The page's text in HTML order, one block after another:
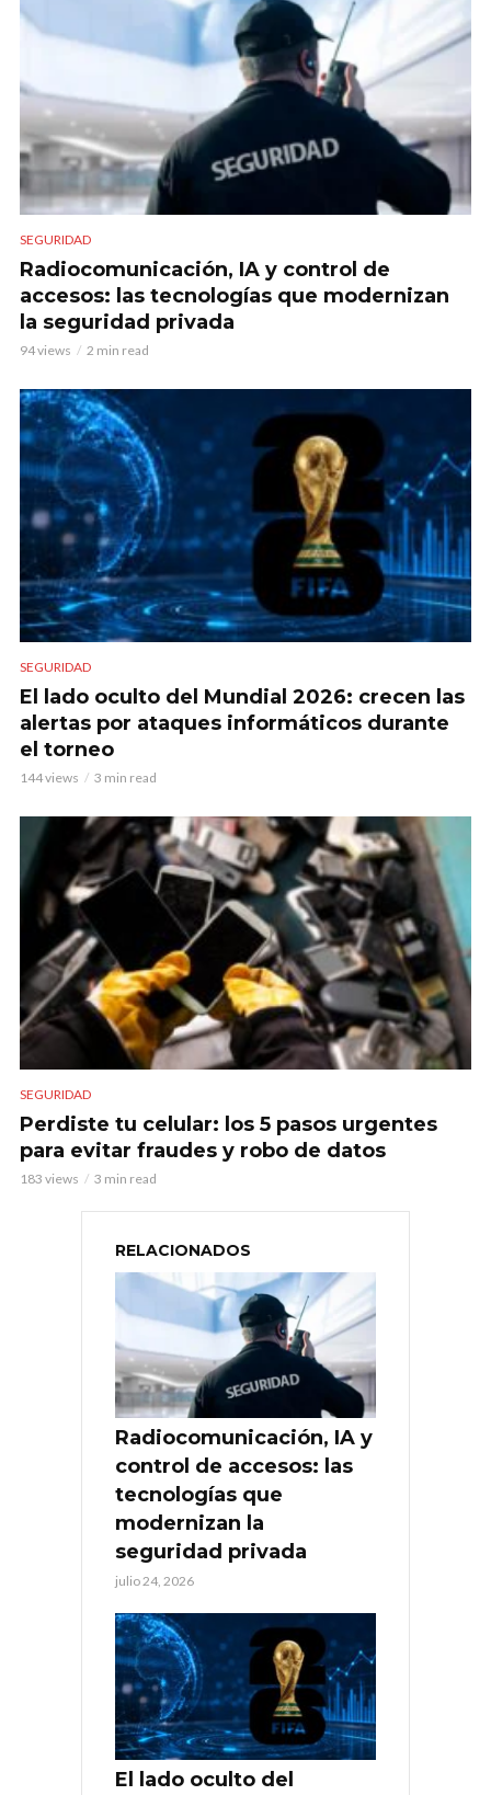
SEGURIDAD
Radiocomunicación, IA y control de
accesos: las tecnologías que modernizan
la seguridad privada
94 views 2 min read
SEGURIDAD
El lado oculto del Mundial 2026: crecen las
alertas por ataques informáticos durante
el torneo
144 views 3 min read
SEGURIDAD
Perdiste tu celular: los 5 pasos urgentes
para evitar fraudes y robo de datos
183 views 3 min read
RELACIONADOS
Radiocomunicación, IA y
control de accesos: las
tecnologías que
modernizan la
seguridad privada
julio 24, 2026
El lado oculto del